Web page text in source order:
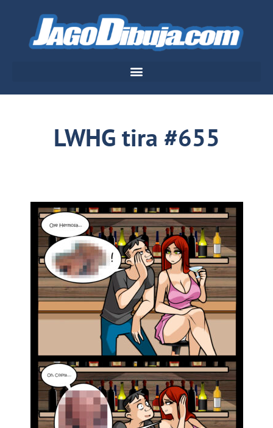
LWHG tira #655